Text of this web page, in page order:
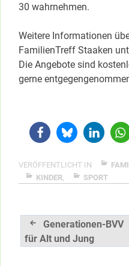
30 wahrnehmen.
Weitere Informationen
FamilienTreff Staaken
Die Angebote sind
gerne
VERÖFFENTLICHT IN
KINDER, SPORT
Generationen-BVV
für Alt und Jung